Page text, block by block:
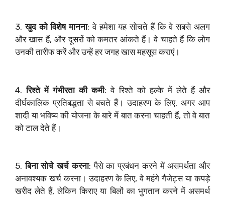
3.खुद को विशेष मानना: वे हमेशा यह सोचते हैं कि वे सबसे अलग
और खास हैं, और दूसरों को कमतर आंकते हैं। वे चाहते हैं कि लोग
उनकी तारीफ करें और उन्हें हर जगह खास महसूस कराएं।
4.रिश्ते में गंभीरता की कमी: वे रिश्ते को हल्के में लेते हैं और
दीर्घकालिक प्रतिबद्धता से बचते हैं। उदाहरण के लिए, अगर आप
शादी या भविष्य की योजना के बारे में बात करना चाहती हैं, तो वे बात
को टाल देते हैं।
5.बिना सोचे खर्च करना: पैसे का प्रबंधन करने में असमर्थता और
अनावश्यक खर्च करना। उदाहरण के लिए, वे महंगे गैजेट्स या कपड़े
खरीद लेते हैं, लेकिन किराए या बिलों का भुगतान करने में असमर्थ